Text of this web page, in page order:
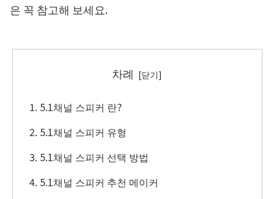
은 꼭 참고해 보세요.
차례
5.1채널 스피커 란?
5.1채널 스피커 유형
5.1채널 스피커 선택 방법
5.1채널 스피커 추천 메이커